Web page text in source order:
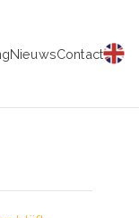
NieuwsContact